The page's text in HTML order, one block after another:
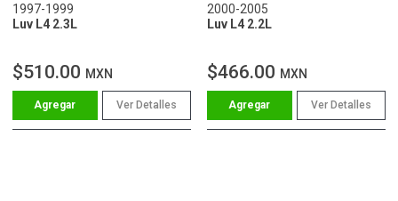
1997-1999
Luv L4 2.3L
$510.00 MXN
Ver Detalles
2000-2005
Luv L4 2.2L
$466.00 MXN
Ver Detalles